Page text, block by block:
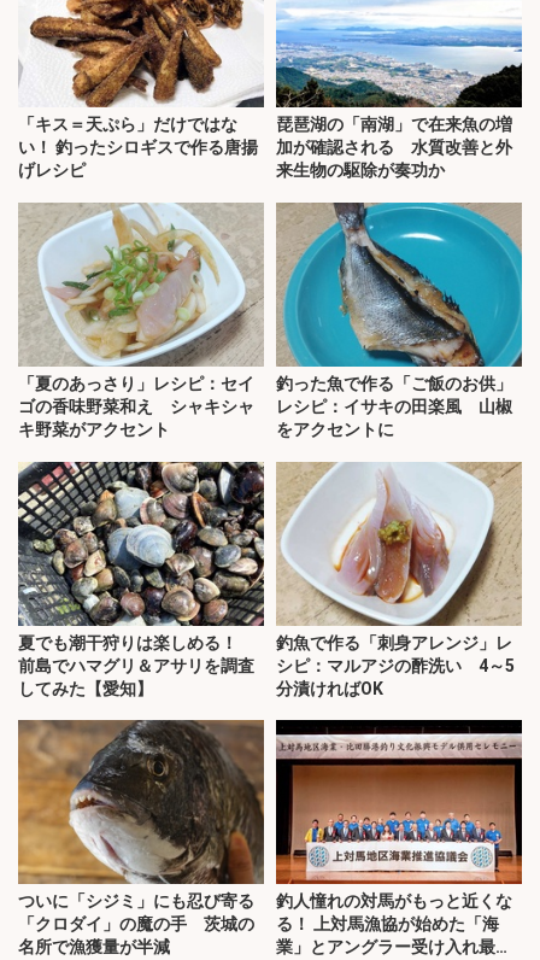
「キス＝天ぷら」だけではな
い！ 釣ったシロギスで作る唐揚
げレシピ
琵琶湖の「南湖」で在来魚の増
加が確認される 水質改善と外
来生物の駆除が奏功か
「夏のあっさり」レシピ：セイ
ゴの香味野菜和え シャキシャ
キ野菜がアクセント
釣った魚で作る「ご飯のお供」
レシピ：イサキの田楽風 山椒
をアクセントに
夏でも潮干狩りは楽しめる！
前島でハマグリ＆アサリを調査
してみた【愛知】
釣魚で作る「刺身アレンジ」レ
シピ：マルアジの酢洗い 4～5
分漬ければOK
ついに「シジミ」にも忍び寄る
「クロダイ」の魔の手 茨城の
名所で漁獲量が半減
釣人憧れの対馬がもっと近くな
る！ 上対馬漁協が始めた「海
業」とアングラー受け入れ最前